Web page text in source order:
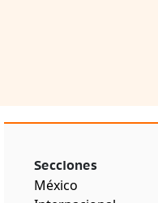
Secciones
México